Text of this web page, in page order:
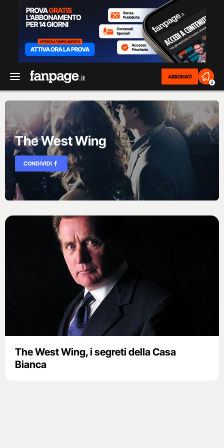
ABBONATI
2
The West Wing
CONDIVIDI
The West Wing, i segreti della Casa
Bianca